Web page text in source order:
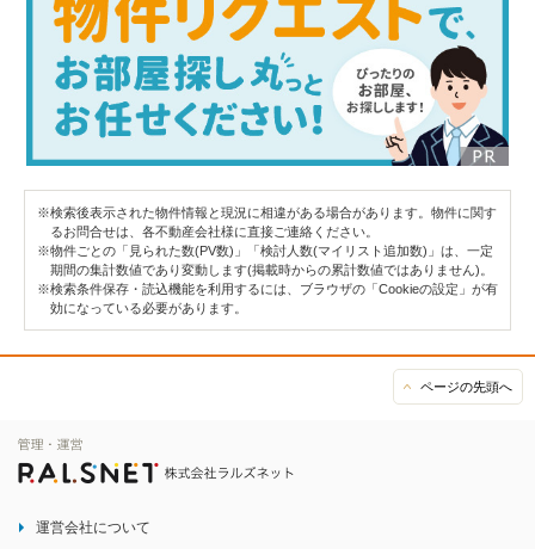
※検索後表示された物件情報と現況に相違がある場合があります。物件に関す
るお問合せは、各不動産会社様に直接ご連絡ください。
※物件ごとの「見られた数(PV数)」「検討人数(マイリスト追加数)」は、一定
期間の集計数値であり変動します(掲載時からの累計数値ではありません)。
※検索条件保存・読込機能を利用するには、ブラウザの「Cookieの設定」が有
効になっている必要があります。
ページの先頭へ
運営会社について